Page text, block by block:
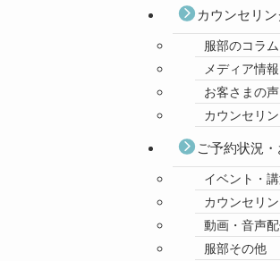
カウンセリ
服部のコラム
メディア情報
お客さまの声
カウンセリ
ご予約状況
イベント・
カウンセリ
動画・音声
服部その他